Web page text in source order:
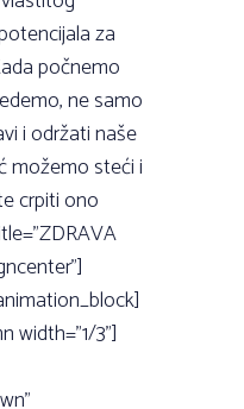
za
počnemo
ne samo
i održati naše
možemo steći i
crpiti ono
width=”1/3”]